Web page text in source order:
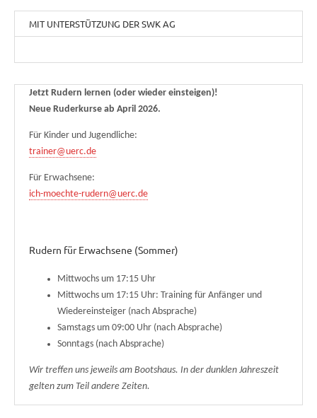
MIT UNTERSTÜTZUNG DER SWK AG
Jetzt Rudern lernen (oder wieder einsteigen)!
Neue Ruderkurse ab April 2026.
Für Kinder und Jugendliche:
trainer@uerc.de
Für Erwachsene:
ich-moechte-rudern@uerc.de
Rudern für Erwachsene (Sommer)
Mittwochs um 17:15 Uhr
Mittwochs um 17:15 Uhr: Training für Anfänger und
Wiedereinsteiger (nach Absprache)
Samstags um 09:00 Uhr (nach Absprache)
Sonntags (nach Absprache)
Wir treffen uns jeweils am Bootshaus. In der dunklen Jahreszeit
gelten zum Teil andere Zeiten.